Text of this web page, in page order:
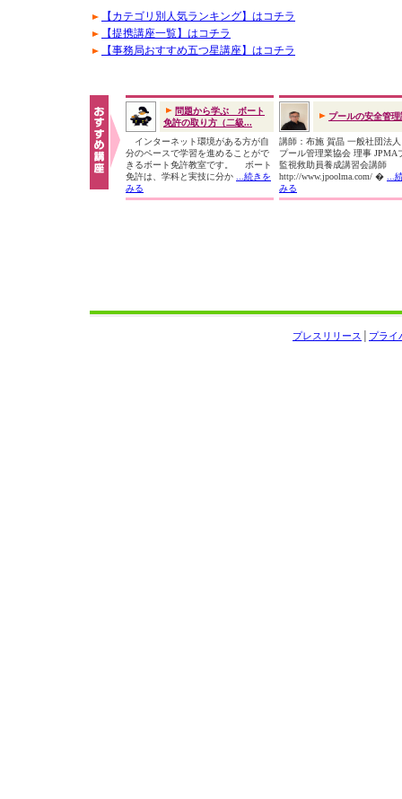
【カテゴリ別人気ランキング】はコチラ
【提携講座一覧】はコチラ
【事務局おすすめ五つ星講座】はコチラ
問題から学ぶ ボート
免許の取り方（二級...
インターネット環境がある方が自
分のペースで学習を進めることがで
きるボート免許教室です。 ボート
免許は、学科と実技に分か
...続きを
みる
プールの安全管理
講師：布施 賀晶 一般社団法
プール管理業協会 理事 JPMA
監視救助員養成講習会講師
http://www.jpoolma.com/ �
...
みる
プライ
プレスリリース